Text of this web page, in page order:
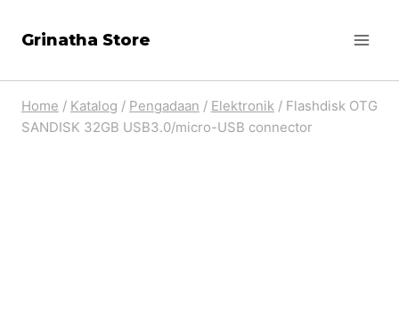
Grinatha Store
Home / Katalog / Pengadaan / Elektronik / Flashdisk OTG
SANDISK 32GB USB3.0/micro-USB connector